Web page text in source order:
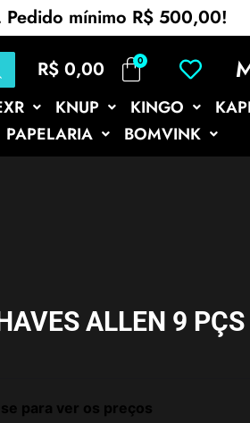
Pedido mínimo R$ 500,00!
R$ 0,00
KNUP KINGO
PAPELARIA BOMVINK
ALLEN 9
para ver os preços